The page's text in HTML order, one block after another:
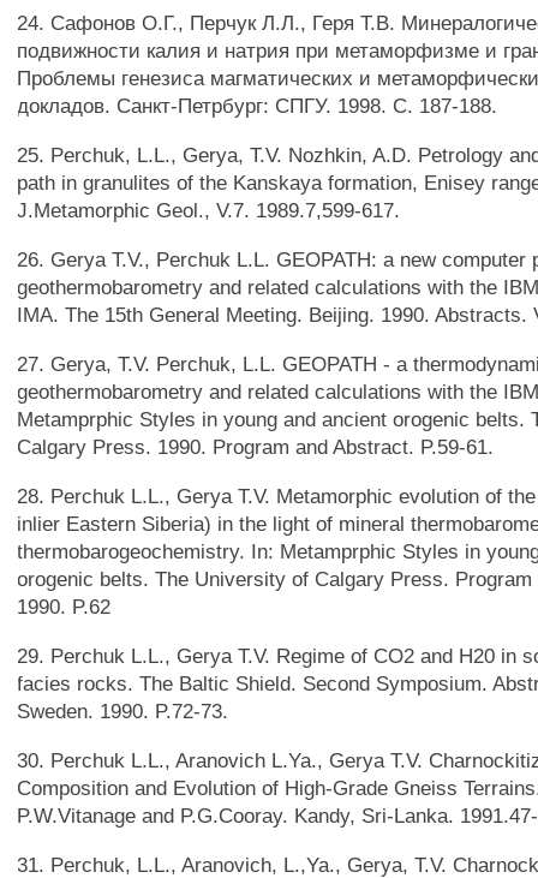
24. Сафонов О.Г., Перчук Л.Л., Геря Т.В.
подвижности калия и натрия при метаморфизме и
Проблемы генезиса магматических и
докладов. Санкт-Петрбург: СПГУ. 1998. С. 187-188.
25. Perchuk, L.L., Gerya, T.V. Nozhkin, A.D. Petrology
path in granulites of the Kanskaya formation, Enisey
J.Metamorphic Geol., V.7. 1989.7,599-617.
26. Gerya T.V., Perchuk L.L. GEOPATH: a new computer
geothermobarometry and related calculations with the
IMA. The 15th General Meeting. Beijing. 1990. Abstracts.
27. Gerya, T.V. Perchuk, L.L. GEOPATH - a
geothermobarometry and related calculations with the
Metamprphic Styles in young and ancient orogenic belts.
Calgary Press. 1990. Program and Abstract. P.59-61.
28. Perchuk L.L., Gerya T.V. Metamorphic evolution of
inlier Eastern Siberia) in the light of mineral
thermobarogeochemistry. In: Metamprphic Styles in
orogenic belts. The University of Calgary Press.
1990. P.62
29. Perchuk L.L., Gerya T.V. Regime of CO2 and H20 in
facies rocks. The Baltic Shield. Second Symposium.
Sweden. 1990. P.72-73.
30. Perchuk L.L., Aranovich L.Ya., Gerya T.V.
Composition and Evolution of High-Grade Gneiss
P.W.Vitanage and P.G.Cooray. Kandy, Sri-Lanka.
31. Perchuk, L.L., Aranovich, L.,Ya., Gerya, T.V.